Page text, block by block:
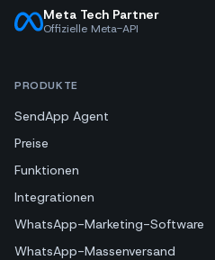
Meta Tech Partner
Offizielle Meta-API
PRODUKTE
SendApp Agent
Preise
Funktionen
Integrationen
WhatsApp-Marketing-Software
WhatsApp-Massenversand